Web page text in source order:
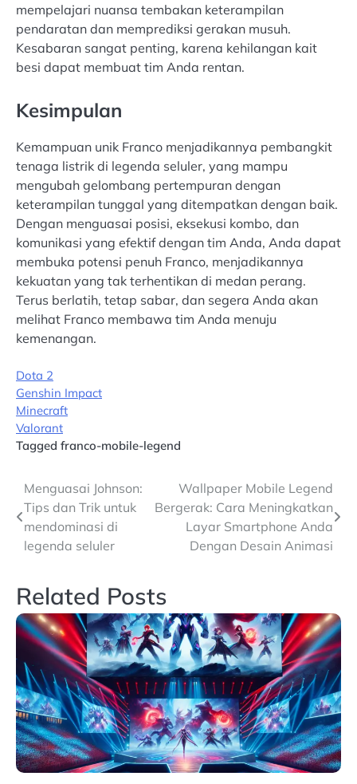
mempelajari nuansa tembakan keterampilan
pendaratan dan memprediksi gerakan musuh.
Kesabaran sangat penting, karena kehilangan kait
besi dapat membuat tim Anda rentan.
Kesimpulan
Kemampuan unik Franco menjadikannya pembangkit
tenaga listrik di legenda seluler, yang mampu
mengubah gelombang pertempuran dengan
keterampilan tunggal yang ditempatkan dengan baik.
Dengan menguasai posisi, eksekusi kombo, dan
komunikasi yang efektif dengan tim Anda, Anda dapat
membuka potensi penuh Franco, menjadikannya
kekuatan yang tak terhentikan di medan perang.
Terus berlatih, tetap sabar, dan segera Anda akan
melihat Franco membawa tim Anda menuju
kemenangan.
Dota 2
Genshin Impact
Minecraft
Valorant
Tagged franco-mobile-legend
Post
navigation
Menguasai Johnson:
Tips dan Trik untuk
mendominasi di
legenda seluler
Wallpaper Mobile Legend
Bergerak: Cara Meningkatkan
Layar Smartphone Anda
Dengan Desain Animasi
Related Posts